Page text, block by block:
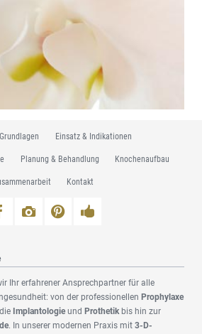
Einsatz & Indikationen
Planung & Behandlung Knochenaufbau
Kontakt
Ihr erfahrener Ansprechpartner für alle
von der professionellen Prophylaxe
Implantologieund Prothetikbis hin zur
. In unserer modernen Praxis mit 3-D-